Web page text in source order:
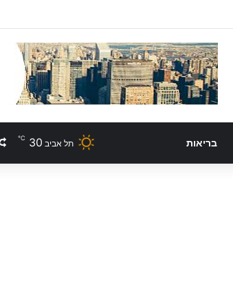
בריאות תל אביב 30
℃